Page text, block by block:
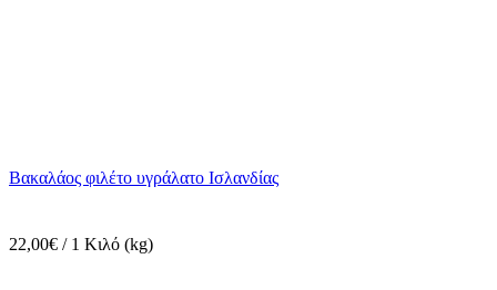
Βακαλάος φιλέτο υγράλατο Ισλανδίας
22,00€ / 1 Κιλό (kg)